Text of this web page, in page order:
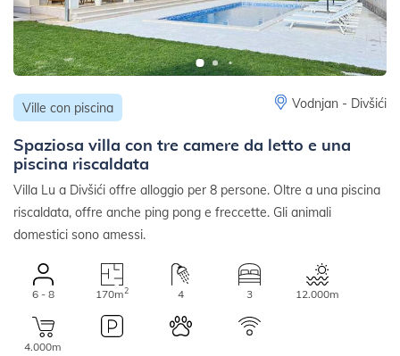
Ville con piscina Vodnjan - Divšići
Spaziosa villa con tre camere da letto e una
piscina riscaldata
Villa Lu a Divšići offre alloggio per 8 persone. Oltre a una piscina
riscaldata, offre anche ping pong e freccette. Gli animali
domestici sono amessi.
6 - 8 170m2 4 3 12.000m
4.000m